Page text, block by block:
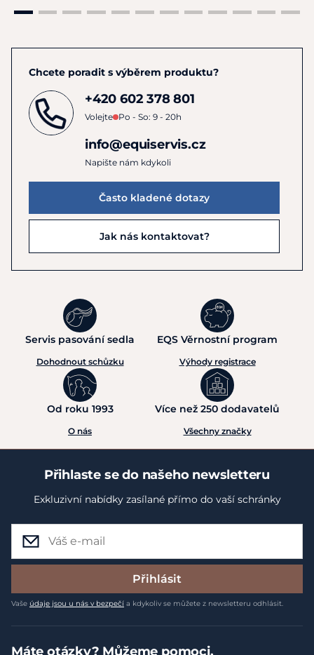
Chcete poradit s výběrem produktu?
+420 602 378 801
Volejte Po - So: 9 - 20h
info@equiservis.cz
Napište nám kdykoli
Často kladené dotazy
Jak nás kontaktovat?
Servis pasování sedla
Dohodnout schůzku
EQS Věrnostní program
Výhody registrace
Od roku 1993
O nás
Více než 250 dodavatelů
Všechny značky
Přihlaste se do našeho newsletteru
Exkluzivní nabídky zasílané přímo do vaší schránky
Přihlásit
Vaše údaje jsou u nás v bezpečí a kdykoliv se můžete z newsletteru odhlásit.
Máte otázky? Můžeme pomoci.